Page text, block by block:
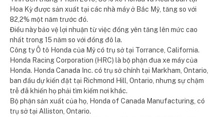
Hoa Kỳ được sản xuất tại các nhà máy ở Bắc Mỹ, tăng so với
82,2% một năm trước đó.
Điều này bảo vệ lợi nhuận từ việc đồng yên tăng lên mức cao
nhất trong 15 năm so với đồng đô la.
Công ty Ô tô Honda của Mỹ có trụ sở tại Torrance, California.
Honda Racing Corporation (HRC) là bộ phận đua xe máy của
Honda. Honda Canada Inc. có trụ sở chính tại Markham, Ontario,
ban đầu dự kiến ​​đặt tại Richmond Hill, Ontario, nhưng sự chậm
trễ đã khiến họ phải tìm kiếm nơi khác.
Bộ phận sản xuất của họ, Honda of Canada Manufacturing, có
trụ sở tại Alliston, Ontario.